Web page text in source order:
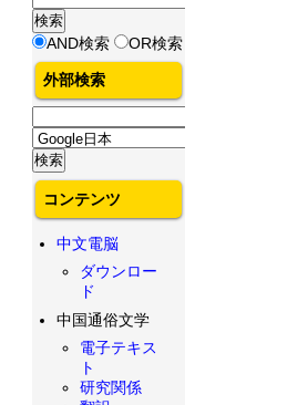
AND検索 OR検索
外部検索
コンテンツ
中文電脳
ダウンロー
ド
中国通俗文学
電子テキス
ト
研究関係